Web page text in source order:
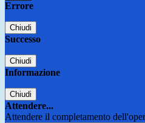
Errore
Chiudi
Successo
Chiudi
Informazione
Chiudi
Attendere...
Attendere il completamento